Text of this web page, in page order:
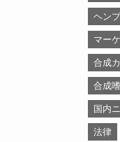
ヘン
マー
合成
合成
国内
法律